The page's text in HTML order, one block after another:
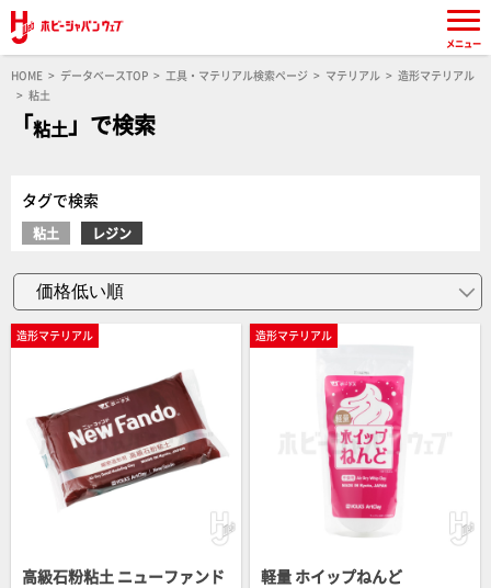
HOME データベースTOP 工具・マテリアル検索ページ マテリアル
造形マテリアル
粘土
「粘土」で検索
タグで検索
粘土 レジン
造形マテリアル
高級石粉粘土 ニューファンド
造形マテリアル
軽量 ホイップねんど
メニュー